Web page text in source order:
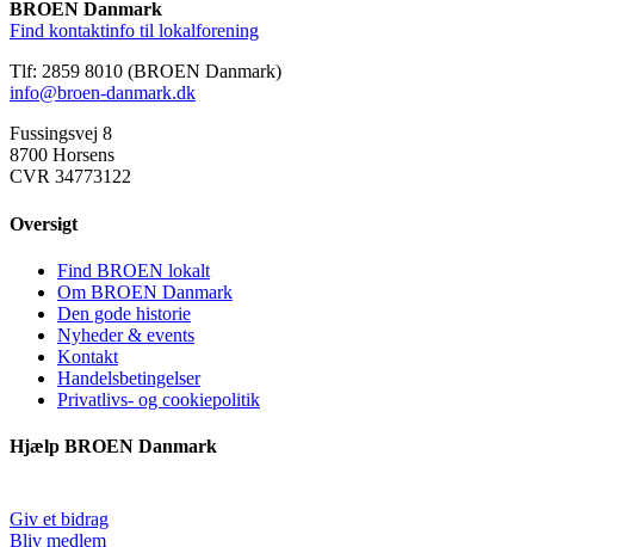
BROEN Danmark
Find kontaktinfo til lokalforening
Tlf: 2859 8010 (BROEN Danmark)
info@broen-danmark.dk
Fussingsvej 8
8700 Horsens
CVR 34773122
Oversigt
Find BROEN lokalt
Om BROEN Danmark
Den gode historie
Nyheder & events
Kontakt
Handelsbetingelser
Privatlivs- og cookiepolitik
Hjælp BROEN Danmark
Giv et bidrag
Bliv medlem